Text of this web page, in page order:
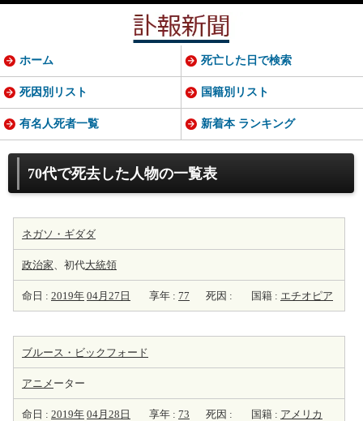
70代で死去した人物の一覧表
ネガソ・ギダダ
政治家、初代大統領
命日 : 2019年 04月27日 享年 : 77 死因 : 国籍 : エチオピア
ブルース・ビックフォード
アニメ ーター
命日 : 2019年 04月28日 享年 : 73 死因 : 国籍 : アメリカ
ホーム 死亡した日で検索
死因別リスト 国籍別リスト
有名人死者一覧 新着本 ランキング